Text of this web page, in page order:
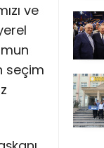
ve
seçim